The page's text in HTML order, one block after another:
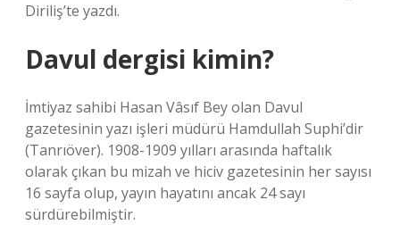
Diriliş’te yazdı.
Davul dergisi kimin?
İmtiyaz sahibi Hasan Vâsıf Bey olan Davul
gazetesinin yazı işleri müdürü Hamdullah Suphi’dir
(Tanrıöver). 1908-1909 yılları arasında haftalık
olarak çıkan bu mizah ve hiciv gazetesinin her sayısı
16 sayfa olup, yayın hayatını ancak 24 sayı
sürdürebilmiştir.